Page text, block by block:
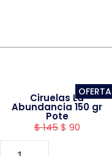
OFERTA
Ciruelas La
Abundancia 150 gr
Pote
$145$ 90